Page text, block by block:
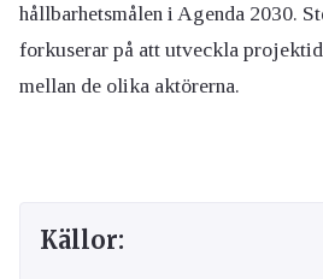
hållbarhetsmålen i Agenda 2030.
forkuserar på att utveckla
mellan de olika aktörerna.
Källor: